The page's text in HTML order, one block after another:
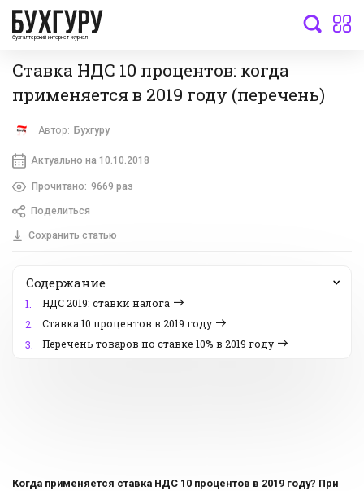
бухгалтерский интернет-журнал
Ставка НДС 10 процентов: когда
применяется в 2019 году (перечень)
Автор: Бухгуру
Актуально на 10.10.2018
Прочитано: 9669 раз
Поделиться
Сохранить статью
Содержание
1.
НДС 2019: ставки налога
2.
Ставка 10 процентов в 2019 году
3.
Перечень товаров по ставке 10% в 2019 году
Когда применяется ставка НДС 10 процентов в 2019 году? При